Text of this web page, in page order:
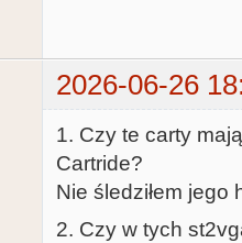
2026-06-26
1. Czy te carty
Cartride?
Nie śledziłem jego
2. Czy w tych